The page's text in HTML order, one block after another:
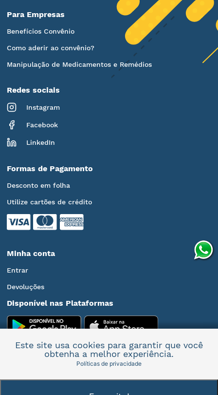
Para Empresas
Benefícios Convênio
Como aderir ao convênio?
Manipulação de Medicamentos e Remédios
Redes sociais
Instagram
Facebook
LinkedIn
Formas de Pagamento
Desconto em folha
Utilize cartões de crédito
Minha conta
Entrar
Devoluções
Disponível nas Plataformas
Mais informações
Este site usa cookies para garantir que você
obtenha a melhor experiência.
Políticas de privacidade